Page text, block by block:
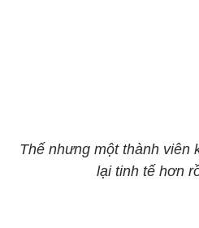
Thế nhưng một thành viên
lại tinh tế hơn